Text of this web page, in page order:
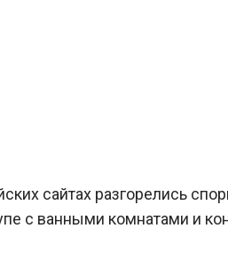
сайтах разгорелись
с ванными комнатами и